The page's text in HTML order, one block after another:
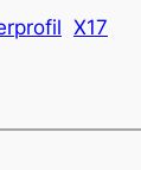
X17